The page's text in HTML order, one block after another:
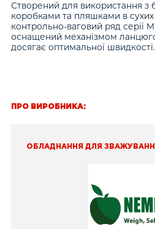
Створений для використання з
коробками та пляшками в
контрольно-ваговий ряд серії
оснащений механізмом
досягає оптимальної швидкості.
ПРО ВИРОБНИКА:
ОБЛАДНАННЯ ДЛЯ ЗВАЖУВАННЯ